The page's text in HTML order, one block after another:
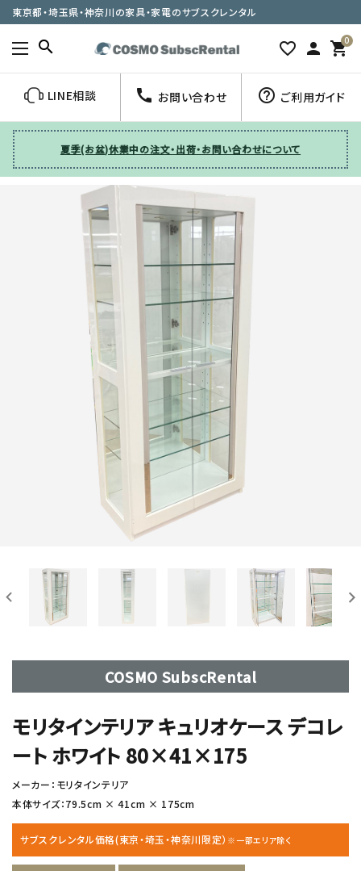
東京都・埼玉県・神奈川の家具・家電のサブスクレンタル
search favorite_border person 0
shopping_cart
LINE相談 call お問い合わせ help_outline ご利用ガイド
夏季(お盆)休業中の注文・出荷・お問い合わせについて
COSMO SubscRental
モリタインテリア キュリオケース デコレ
ート ホワイト 80×41×175
メーカー：モリタインテリア
本体サイズ：79.5cm × 41cm × 175cm
サブスクレンタル価格(東京・埼玉・神奈川限定） ※一部エリア除く